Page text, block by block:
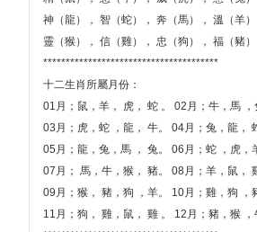
神（龍）， 智（蛇）， 奔（馬）， 溫（羊）
靈（猴）， 信（雞）， 忠（狗）， 福（豬）
***************************************
十二生肖所屬月份：
01月；鼠，羊， 虎， 蛇 。 02月；牛，馬 ，
03月；虎，蛇 ，龍， 牛。 04月；兔，龍，
05月；龍，兔，馬 ， 兔。 06月；蛇 ，虎，
07月； 馬，牛，猴， 豬。 08月；羊，鼠，
09月；猴， 豬，狗 ，羊。 10月；雞，狗 ，
11月；狗， 雞，鼠， 雞 。 12月；豬，猴